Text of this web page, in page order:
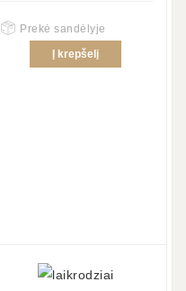
Prekė sandėlyje
Į krepšelį